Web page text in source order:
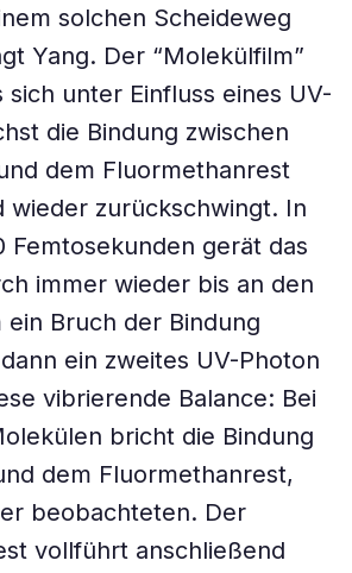
solchen Scheideweg
Yang. Der “Molekülfilm”
sich unter Einfluss eines UV-
die Bindung zwischen
dem Fluormethanrest
wieder zurückschwingt. In
Femtosekunden gerät das
immer wieder bis an den
ein Bruch der Bindung
ein zweites UV-Photon
vibrierende Balance: Bei
bricht die Bindung
dem Fluormethanrest,
beobachteten. Der
vollführt anschließend